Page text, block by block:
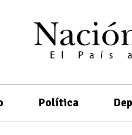
Política